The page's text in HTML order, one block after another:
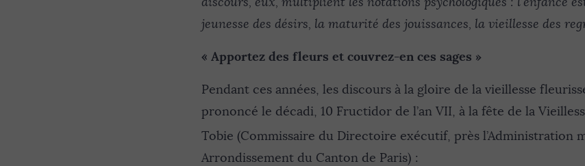
jeunesse des désirs, la maturité des jouissances, la vieillesse des
« Apportez des fleurs et couvrez-en ces sages »
Pendant ces années, les discours à la gloire de la vieillesse
prononcé le décadi, 10 Fructidor de l’an VII, à la fête de la
Tobie (Commissaire du Directoire exécutif, près l’Administration
Arrondissement du Canton de Paris) :